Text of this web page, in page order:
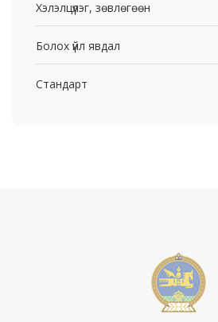
Хэлэлцүүлэг, зөвлөгөөн
Болох үйл явдал
Стандарт